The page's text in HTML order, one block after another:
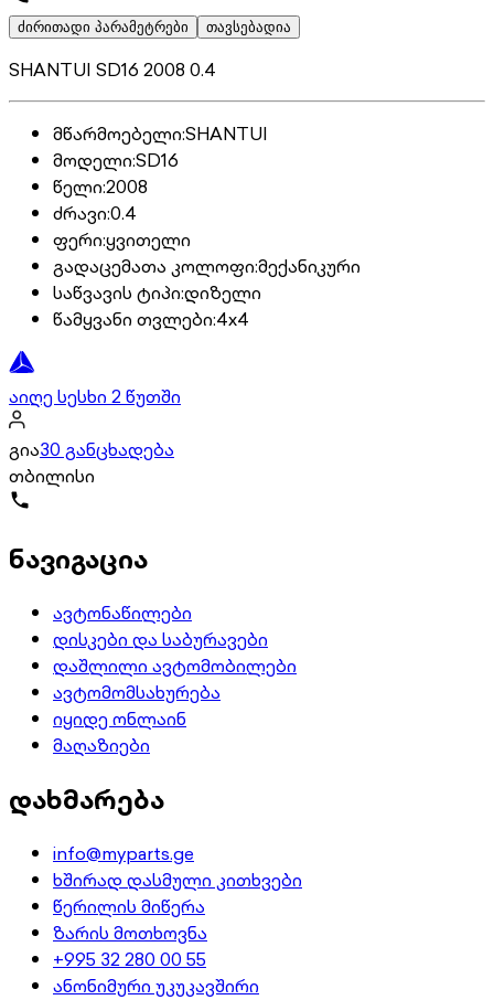
ძირითადი პარამეტრები თავსებადია
SHANTUI SD16 2008 0.4
მწარმოებელი:SHANTUI
მოდელი:SD16
წელი:2008
ძრავი:0.4
ფერი:ყვითელი
გადაცემათა კოლოფი:მექანიკური
საწვავის ტიპი:დიზელი
წამყვანი თვლები:4x4
აიღე სესხი 2 წუთში
გია30 განცხადება
თბილისი
ნავიგაცია
ავტონაწილები
დისკები და საბურავები
დაშლილი ავტომობილები
ავტომომსახურება
იყიდე ონლაინ
მაღაზიები
დახმარება
info@myparts.ge
ხშირად დასმული კითხვები
წერილის მიწერა
ზარის მოთხოვნა
+995 32 280 00 55
ანონიმური უკუკავშირი